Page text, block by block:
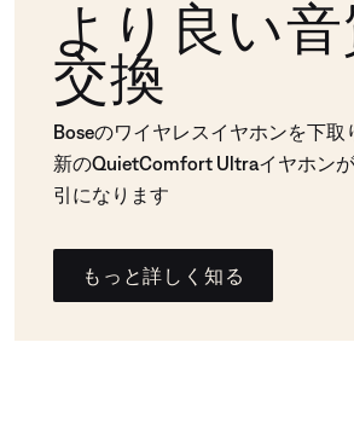
より良い音
交換
Boseのワイヤレスイヤホンを下
新のQuietComfort Ultraイヤホン
引になります
もっと詳しく知る